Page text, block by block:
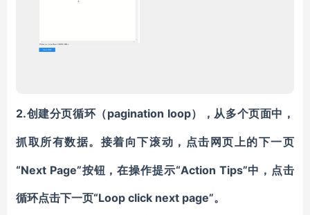
2.创建分页循环 （pagination loop） ，从多个页面中，
抓取所有数据。接着向下滚动，点击网页上的下一页
“Next Page”按钮，在操作提示“Action Tips”中，点击
循环点击下一页“Loop click next page”。